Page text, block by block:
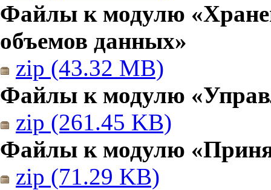
Файлы к модулю
объемов данных»
zip (43.32 MB)
Файлы к модулю
zip (261.45 KB)
Файлы к модулю
zip (71.29 KB)